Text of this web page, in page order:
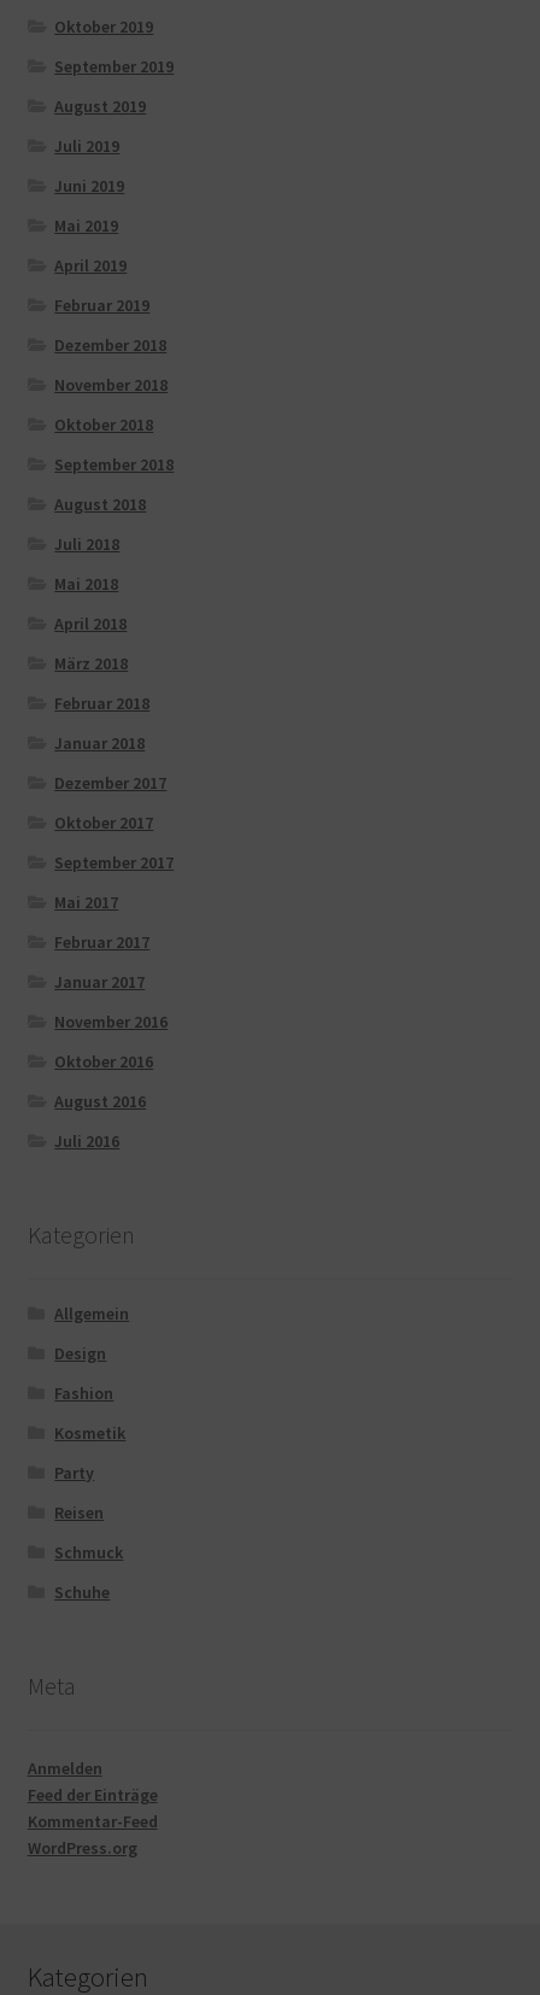
Oktober 2019
September 2019
August 2019
Juli 2019
Juni 2019
Mai 2019
April 2019
Februar 2019
Dezember 2018
November 2018
Oktober 2018
September 2018
August 2018
Juli 2018
Mai 2018
April 2018
März 2018
Februar 2018
Januar 2018
Dezember 2017
Oktober 2017
September 2017
Mai 2017
Februar 2017
Januar 2017
November 2016
Oktober 2016
August 2016
Juli 2016
Kategorien
Allgemein
Design
Fashion
Kosmetik
Party
Reisen
Schmuck
Schuhe
Meta
Anmelden
Feed der Einträge
Kommentar-Feed
WordPress.org
Kategorien